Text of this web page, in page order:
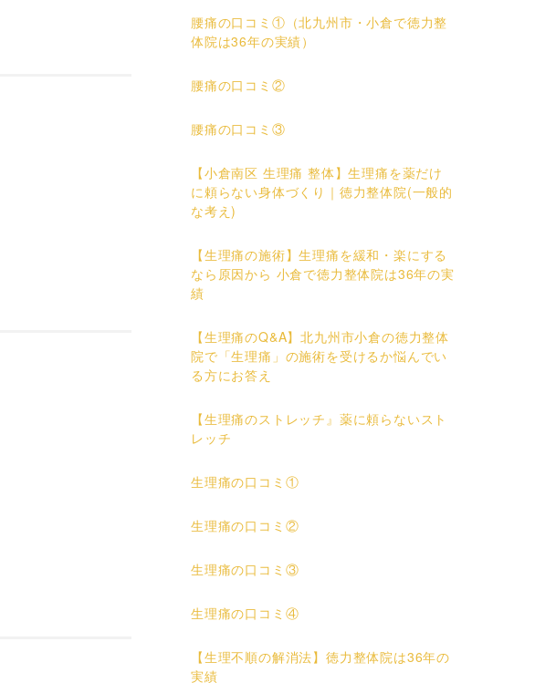
腰痛の口コミ①（北九州市・小倉で徳力整
体院は36年の実績）
腰痛の口コミ②
腰痛の口コミ③
【小倉南区 生理痛 整体】生理痛を薬だけ
に頼らない身体づくり｜徳力整体院(一般的
な考え)
【生理痛の施術】生理痛を緩和・楽にする
なら原因から 小倉で徳力整体院は36年の実
績
【生理痛のQ&A】北九州市小倉の徳力整体
院で「生理痛」の施術を受けるか悩んでい
る方にお答え
【生理痛のストレッチ』薬に頼らないスト
レッチ
生理痛の口コミ①
生理痛の口コミ②
生理痛の口コミ③
生理痛の口コミ④
【生理不順の解消法】徳力整体院は36年の
実績